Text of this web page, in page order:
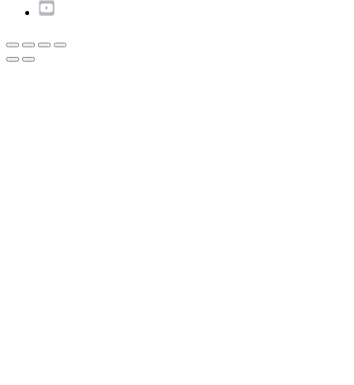
Scroll
naar